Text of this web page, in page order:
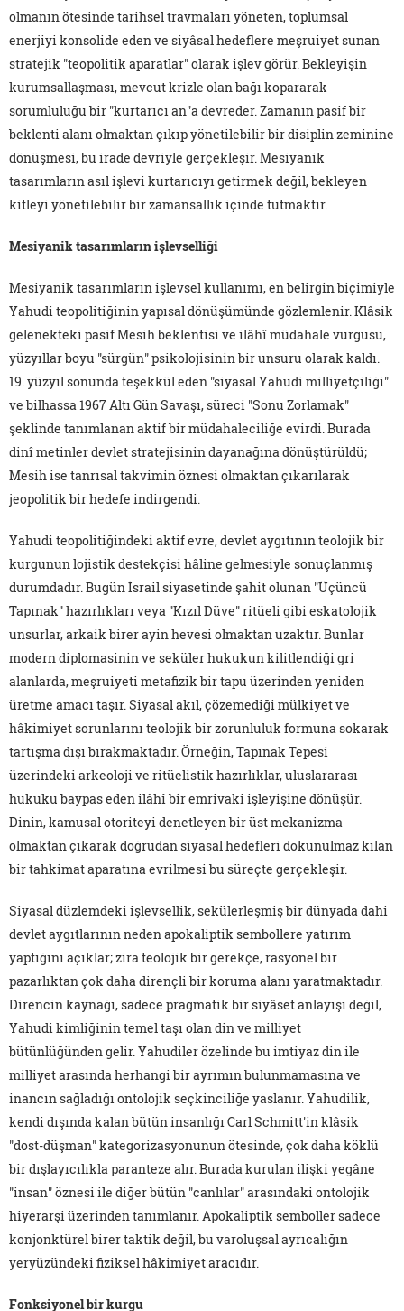
olmanın ötesinde tarihsel travmaları yöneten, toplumsal
enerjiyi konsolide eden ve siyâsal hedeflere meşruiyet sunan
stratejik "teopolitik aparatlar" olarak işlev görür. Bekleyişin
kurumsallaşması, mevcut krizle olan bağı kopararak
sorumluluğu bir "kurtarıcı an"a devreder. Zamanın pasif bir
beklenti alanı olmaktan çıkıp yönetilebilir bir disiplin zeminine
dönüşmesi, bu irade devriyle gerçekleşir. Mesiyanik
tasarımların asıl işlevi kurtarıcıyı getirmek değil, bekleyen
kitleyi yönetilebilir bir zamansallık içinde tutmaktır.
Mesiyanik tasarımların işlevselliği
Mesiyanik tasarımların işlevsel kullanımı, en belirgin biçimiyle
Yahudi teopolitiğinin yapısal dönüşümünde gözlemlenir. Klâsik
gelenekteki pasif Mesih beklentisi ve ilâhî müdahale vurgusu,
yüzyıllar boyu "sürgün" psikolojisinin bir unsuru olarak kaldı.
19. yüzyıl sonunda teşekkül eden "siyasal Yahudi milliyetçiliği"
ve bilhassa 1967 Altı Gün Savaşı, süreci "Sonu Zorlamak"
şeklinde tanımlanan aktif bir müdahaleciliğe evirdi. Burada
dinî metinler devlet stratejisinin dayanağına dönüştürüldü;
Mesih ise tanrısal takvimin öznesi olmaktan çıkarılarak
jeopolitik bir hedefe indirgendi.
Yahudi teopolitiğindeki aktif evre, devlet aygıtının teolojik bir
kurgunun lojistik destekçisi hâline gelmesiyle sonuçlanmış
durumdadır. Bugün İsrail siyasetinde şahit olunan "Üçüncü
Tapınak" hazırlıkları veya "Kızıl Düve" ritüeli gibi eskatolojik
unsurlar, arkaik birer ayin hevesi olmaktan uzaktır. Bunlar
modern diplomasinin ve seküler hukukun kilitlendiği gri
alanlarda, meşruiyeti metafizik bir tapu üzerinden yeniden
üretme amacı taşır. Siyasal akıl, çözemediği mülkiyet ve
hâkimiyet sorunlarını teolojik bir zorunluluk formuna sokarak
tartışma dışı bırakmaktadır. Örneğin, Tapınak Tepesi
üzerindeki arkeoloji ve ritüelistik hazırlıklar, uluslararası
hukuku baypas eden ilâhî bir emrivaki işleyişine dönüşür.
Dinin, kamusal otoriteyi denetleyen bir üst mekanizma
olmaktan çıkarak doğrudan siyasal hedefleri dokunulmaz kılan
bir tahkimat aparatına evrilmesi bu süreçte gerçekleşir.
Siyasal düzlemdeki işlevsellik, sekülerleşmiş bir dünyada dahi
devlet aygıtlarının neden apokaliptik sembollere yatırım
yaptığını açıklar; zira teolojik bir gerekçe, rasyonel bir
pazarlıktan çok daha dirençli bir koruma alanı yaratmaktadır.
Direncin kaynağı, sadece pragmatik bir siyâset anlayışı değil,
Yahudi kimliğinin temel taşı olan din ve milliyet
bütünlüğünden gelir. Yahudiler özelinde bu imtiyaz din ile
milliyet arasında herhangi bir ayrımın bulunmamasına ve
inancın sağladığı ontolojik seçkinciliğe yaslanır. Yahudilik,
kendi dışında kalan bütün insanlığı Carl Schmitt'in klâsik
"dost-düşman" kategorizasyonunun ötesinde, çok daha köklü
bir dışlayıcılıkla paranteze alır. Burada kurulan ilişki yegâne
"insan" öznesi ile diğer bütün "canlılar" arasındaki ontolojik
hiyerarşi üzerinden tanımlanır. Apokaliptik semboller sadece
konjonktürel birer taktik değil, bu varoluşsal ayrıcalığın
yeryüzündeki fiziksel hâkimiyet aracıdır.
Fonksiyonel bir kurgu